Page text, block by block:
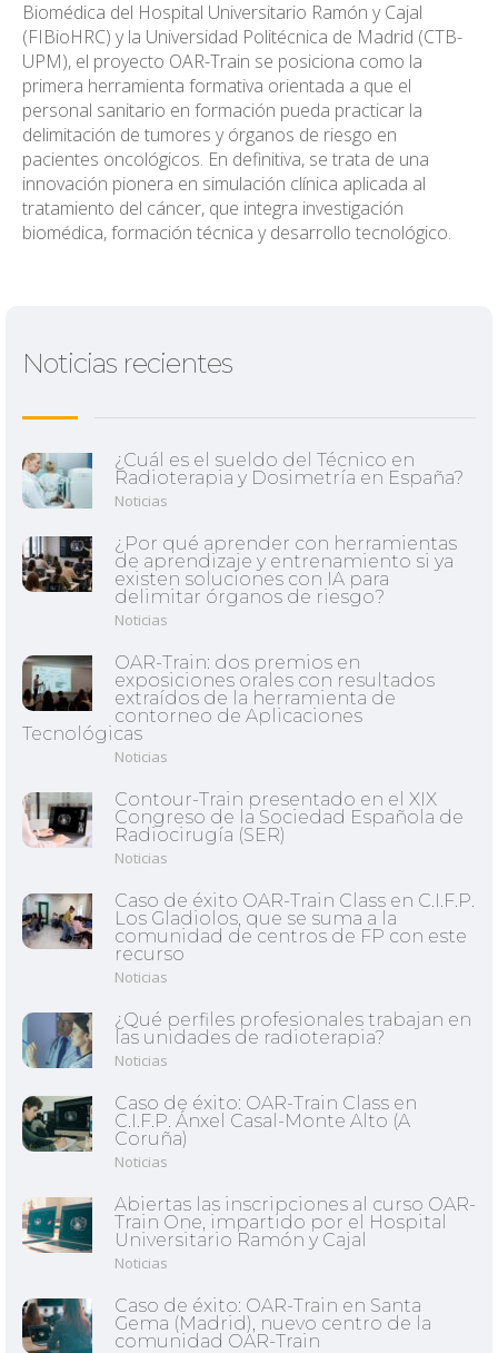
Biomédica del Hospital Universitario Ramón y Cajal
(FIBioHRC) y la Universidad Politécnica de Madrid (CTB-
UPM), el proyecto OAR-Train se posiciona como la
primera herramienta formativa orientada a que el
personal sanitario en formación pueda practicar la
delimitación de tumores y órganos de riesgo en
pacientes oncológicos. En definitiva, se trata de una
innovación pionera en simulación clínica aplicada al
tratamiento del cáncer, que integra investigación
biomédica, formación técnica y desarrollo tecnológico.
Noticias recientes
¿Cuál es el sueldo del Técnico en
Radioterapia y Dosimetría en España?
Noticias
¿Por qué aprender con herramientas
de aprendizaje y entrenamiento si ya
existen soluciones con IA para
delimitar órganos de riesgo?
Noticias
OAR-Train: dos premios en
exposiciones orales con resultados
extraídos de la herramienta de
contorneo de Aplicaciones
Tecnológicas
Noticias
Contour-Train presentado en el XIX
Congreso de la Sociedad Española de
Radiocirugía (SER)
Noticias
Caso de éxito OAR-Train Class en C.I.F.P.
Los Gladiolos, que se suma a la
comunidad de centros de FP con este
recurso
Noticias
¿Qué perfiles profesionales trabajan en
las unidades de radioterapia?
Noticias
Caso de éxito: OAR-Train Class en
C.I.F.P. Ánxel Casal-Monte Alto (A
Coruña)
Noticias
Abiertas las inscripciones al curso OAR-
Train One, impartido por el Hospital
Universitario Ramón y Cajal
Noticias
Caso de éxito: OAR-Train en Santa
Gema (Madrid), nuevo centro de la
comunidad OAR-Train